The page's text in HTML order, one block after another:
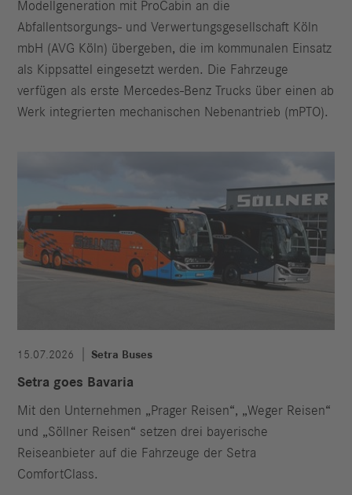
Modellgeneration mit ProCabin an die
Abfallentsorgungs- und Verwertungsgesellschaft Köln
mbH (AVG Köln) übergeben, die im kommunalen Einsatz
als Kippsattel eingesetzt werden. Die Fahrzeuge
verfügen als erste Mercedes-Benz Trucks über einen ab
Werk integrierten mechanischen Nebenantrieb (mPTO).
15.07.2026 Setra Buses
Setra goes Bavaria
Mit den Unternehmen „Prager Reisen“, „Weger Reisen“
und „Söllner Reisen“ setzen drei bayerische
Reiseanbieter auf die Fahrzeuge der Setra
ComfortClass.